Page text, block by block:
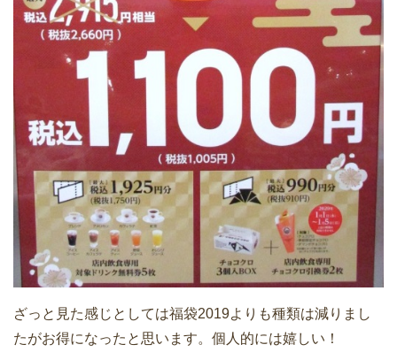
ざっと見た感じとしては福袋2019よりも種類は減りまし
たがお得になったと思います。個人的には嬉しい！